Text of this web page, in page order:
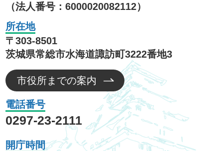
（法人番号：6000020082112）
所在地
〒303-8501
茨城県常総市水海道諏訪町3222番地3
市役所までの案内
電話番号
0297-23-2111
開庁時間